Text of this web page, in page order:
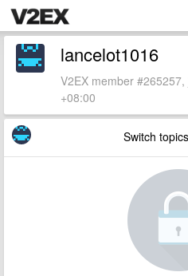
lancelot1016
V2EX member
+08:00
Switch